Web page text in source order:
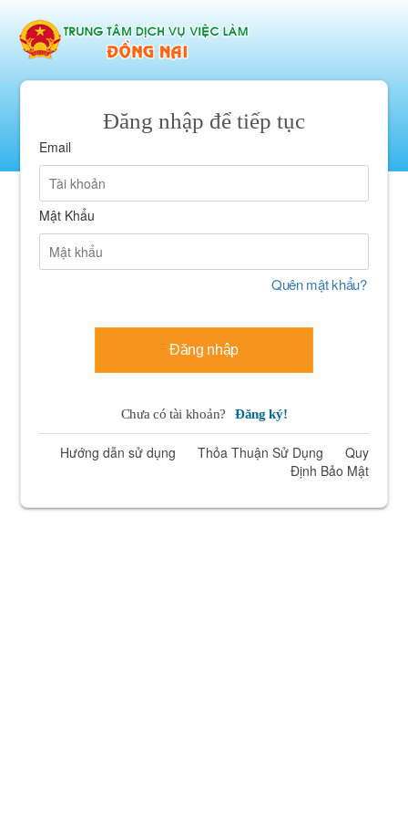
Đăng nhập để tiếp tục
Email
Mật Khẩu
Quên mật khẩu?
Đăng nhập
Chưa có tài khoản? Đăng ký!
Hướng dẫn sử dụng Thỏa Thuận Sử Dụng
Quy
Định Bảo Mật